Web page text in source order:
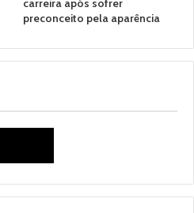
carreira após sofrer
preconceito pela aparência